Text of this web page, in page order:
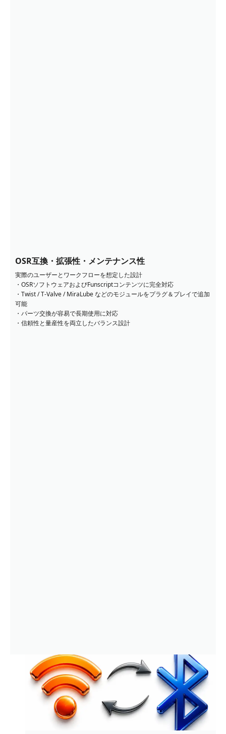
OSR互換・拡張性・メンテナンス性
実際のユーザーとワークフローを想定した設計
・OSRソフトウェアおよびFunscriptコンテンツに完全対応
・Twist / T-Valve / MiraLube などのモジュールをプラグ＆プレイで追加
可能
・パーツ交換が容易で長期使用に対応
・信頼性と量産性を両立したバランス設計